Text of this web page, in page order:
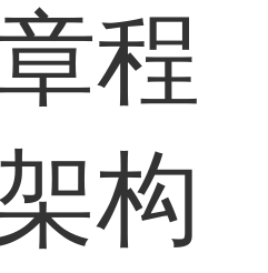
程
构